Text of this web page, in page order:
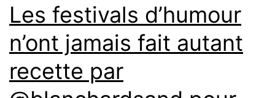
Les festivals d’humour
n’ont jamais fait autant
recette par